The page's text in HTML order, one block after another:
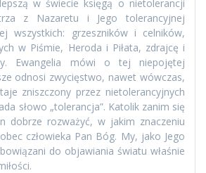
w świecie księgą o nietolerancji
z Nazaretu i Jego tolerancyjnej
wszystkich: grzeszników i celników,
w Piśmie, Heroda i Piłata, zdrajcę i
Ewangelia mówi o tej niepojętej
odnosi zwycięstwo, nawet wówczas,
zniszczony przez nietolerancyjnych
słowo „tolerancja”. Katolik zanim się
dobrze rozważyć, w jakim znaczeniu
człowieka Pan Bóg. My, jako Jego
do objawiania światu właśnie